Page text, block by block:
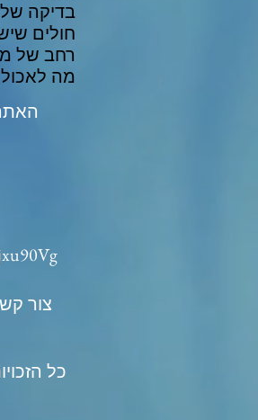
בדיקה
חולים
רחב של
מה
צור